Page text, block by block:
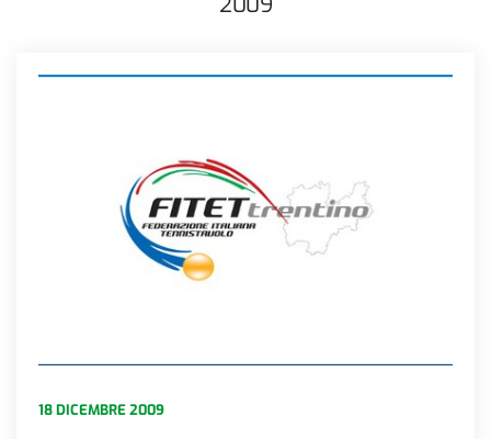
18 DICEMBRE 2009